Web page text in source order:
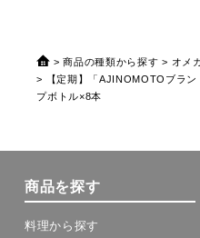
商品の種類から探す
オメ
【定期】「AJINOMOTOブラ
プボトル×8本
商品を探す
料理から探す